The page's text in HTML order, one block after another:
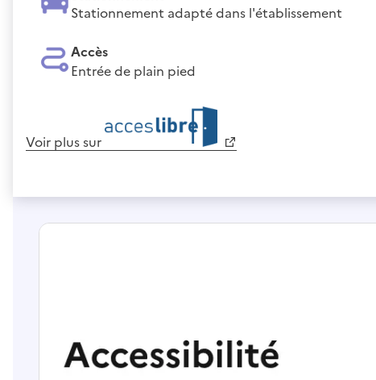
Stationnement adapté dans l'établissement
Accès
Entrée de plain pied
Voir plus sur